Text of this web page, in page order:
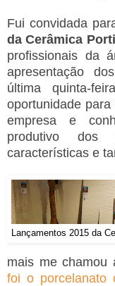
Fui convidada
da Cerâmica
profissionais da
apresentação
última quinta-
oportunidade
empresa e
produtivo dos
características e
Lançamentos 2015 da
mais me chamou
foi o porcelanato